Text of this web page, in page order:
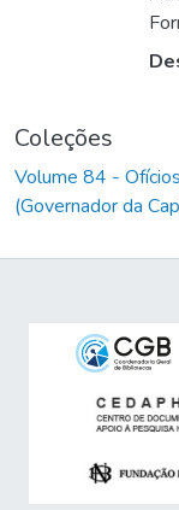
Coleções
Volume 84 -
(Governador da